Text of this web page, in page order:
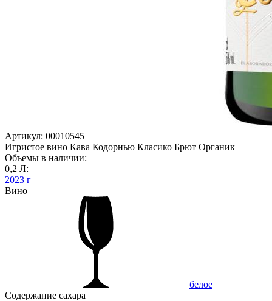
Артикул: 00010545
Игристое вино Кава Кодорнью Класико Брют Органик
Объемы в наличии:
0,2 Л:
2023 г
Вино
белое
Содержание сахара